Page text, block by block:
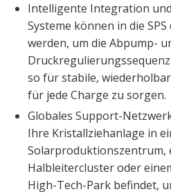
Intelligente Integration
Systeme können in die
werden, um die Abpump-
so für stabile,
für jede Charge zu sorgen.
Globales Support-
Ihre Kristallziehanlage in
Solarproduktionszentrum,
Halbleitercluster oder
High-Tech-Park befindet,